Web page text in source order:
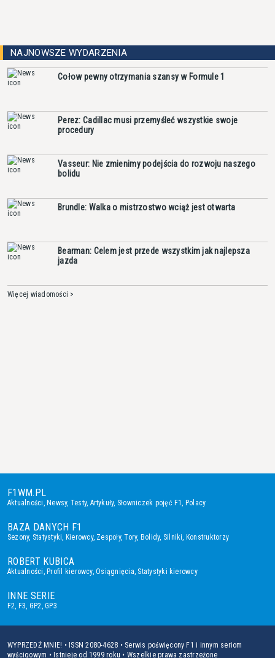
NAJNOWSZE WYDARZENIA
Cołow pewny otrzymania szansy w Formule 1
Perez: Cadillac musi przemyśleć wszystkie swoje
procedury
Vasseur: Nie zmienimy podejścia do rozwoju naszego
bolidu
Brundle: Walka o mistrzostwo wciąż jest otwarta
Bearman: Celem jest przede wszystkim jak najlepsza
jazda
Więcej wiadomości >
F1WM.PL
Aktualności, Newsy, Testy, Artykuły, Słowniczek pojęć F1, Polacy
BAZA DANYCH F1
Sezony, Statystyki, Kierowcy, Zespoły,Tory, Bolidy, Silniki, Konstruktorzy
ROBERT KUBICA
Aktualności, Profil kierowcy,Osiągnięcia, Statystyki kierowcy
INNE SERIE
F2, F3, GP2,GP3
WYPRZEDŹ MNIE! • ISSN 2080-4628 • Serwis poświęcony F1 i innym seriom
wyścigowym • Istnieje od 1999 roku • Wszelkie prawa zastrzeżone